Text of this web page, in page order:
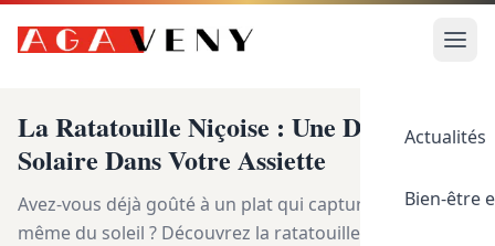
Actualités
Bien-être
La Ratatouille Niçoise : Une Danse
Solaire Dans Votre Assiette
Avez-vous déjà goûté à un plat qui capture l’essence
même du soleil ? Découvrez la ratatouille niçoise, une